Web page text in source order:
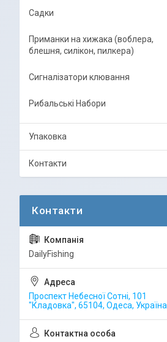
Садки
Приманки на хижака (воблера,
блешня, силікон, пилкера)
Сигналізатори клювання
Рибальські Набори
Упаковка
Контакти
DailyFishing
Проспект Небесної Сотні, 101
"Кладовка", 65104, Одеса, Україна